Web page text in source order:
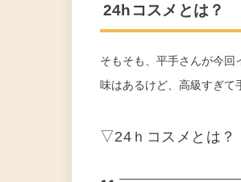
24hコスメとは？
そもそも、平手さんが今回
味はあるけど、高級すぎて
▽24ｈコスメとは？